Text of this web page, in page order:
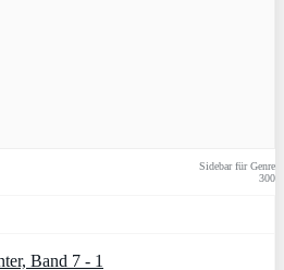
Sidebar für Genre
300